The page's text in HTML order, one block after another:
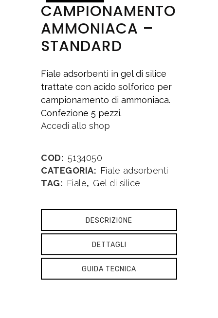
CAMPIONAMENTO
AMMONIACA –
STANDARD
Fiale adsorbenti in gel di silice
trattate con acido solforico per
campionamento di ammoniaca.
Confezione 5 pezzi.
Accedi allo shop
COD: 5134050
CATEGORIA: Fiale adsorbenti
TAG: Fiale, Gel di silice
DESCRIZIONE
DETTAGLI
GUIDA TECNICA